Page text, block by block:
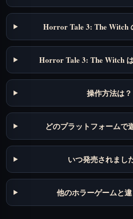
Horror Tale 3: The Witch
Horror Tale 3: The Witch
操作方法は？
どのプラットフォームで
いつ発売されまし
他のホラーゲームと